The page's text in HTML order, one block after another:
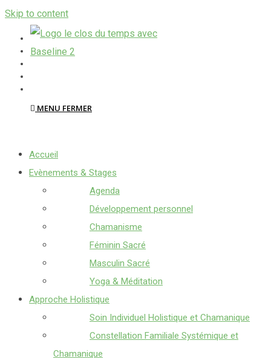
Skip to content
MENU FERMER
Accueil
Evènements & Stages
Agenda
Développement personnel
Chamanisme
Féminin Sacré
Masculin Sacré
Yoga & Méditation
Approche Holistique
Soin Individuel Holistique et Chamanique
Constellation Familiale Systémique et
Chamanique